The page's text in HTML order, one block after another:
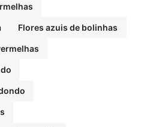
Flores azuis de bolinhas